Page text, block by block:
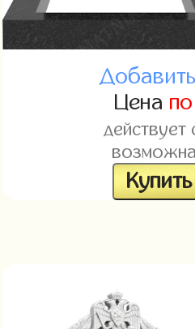
Цена
действует